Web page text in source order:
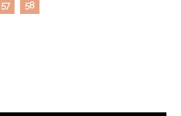
57 58